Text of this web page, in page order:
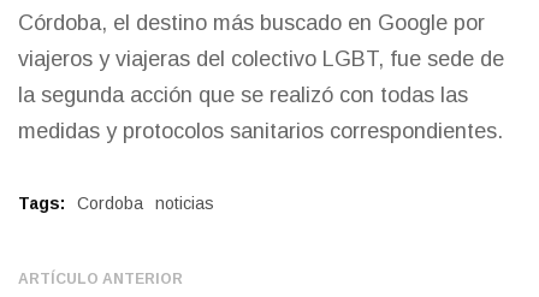
Córdoba, el destino más buscado en Google por
viajeros y viajeras del colectivo LGBT, fue sede de
la segunda acción que se realizó con todas las
medidas y protocolos sanitarios correspondientes.
Tags: Cordoba noticias
ARTÍCULO ANTERIOR